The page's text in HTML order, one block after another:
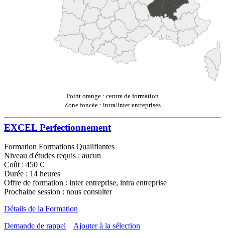
Point orange : centre de formation
Zone foncée : intra/inter entreprises
EXCEL Perfectionnement
Formation Formations Qualifiantes
Niveau d'études requis : aucun
Coût : 450 €
Durée : 14 heures
Offre de formation : inter entreprise, intra entreprise
Prochaine session : nous consulter
Détails de la Formation
Demande de rappel
Ajouter à la sélection